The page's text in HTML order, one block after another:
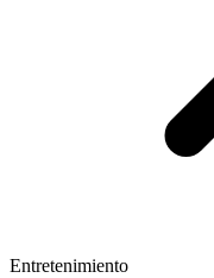
Entretenimiento